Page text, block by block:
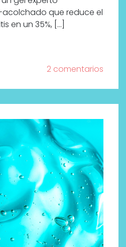
que reduce el
en un 35%, […]
2 comentarios